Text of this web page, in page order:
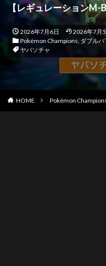
【レギュレーションM-
2026年7月6日
2026年7月
Pokémon Champions, ダブルバ
ヤバソチャ
HOME Pokémon